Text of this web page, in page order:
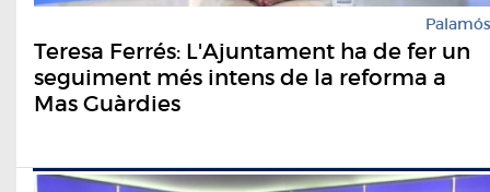
Palamós
Teresa Ferrés: L'Ajuntament ha de fer un
seguiment més intens de la reforma a
Mas Guàrdies